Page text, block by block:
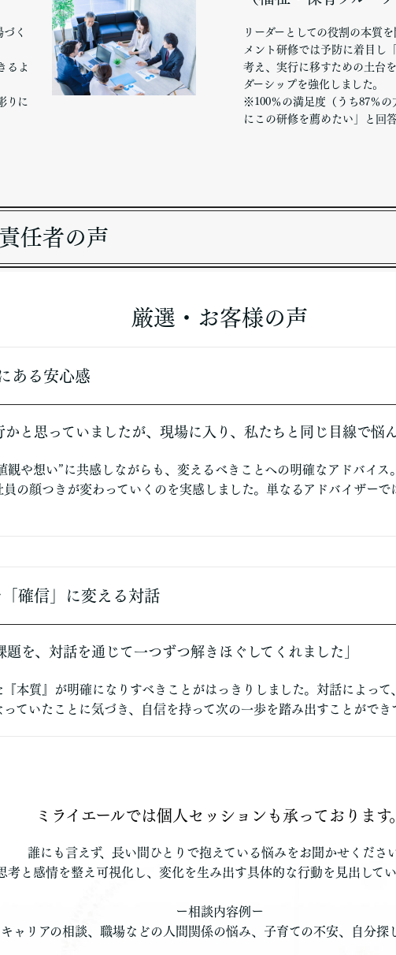
く
るよ
りに
リーダーとしての役割の本質
メント研修では予防に着目し
考え、実行に移すための土台
ダーシップを強化しました。
※100％の満足度（うち87％
にこの研修を薦めたい」と回
任者の声
厳選・お客様の声
ある安心感
かと思っていましたが、現場に入り、私たちと同じ目線で悩
観や想い”に共感しながらも、変えるべきことへの明確なアドバイス
の顔つきが変わっていくのを実感しました。単なるアドバイザー
確信」に変える対話
題を、対話を通じて一つずつ解きほぐしてくれました」
本質』が明確になりすべきことがはっきりしました。対話によっ
ていたことに気づき、自信を持って次の一歩を踏み出すことができ
ミライエールでは個人セッションも承っております
誰にも言えず、長い間ひとりで抱えている悩みをお聞かせくださ
考と感情を整え可視化し、変化を生み出す具体的な行動を見出して
ー相談内容例ー
キャリアの相談、職場などの人間関係の悩み、子育ての不安、自分